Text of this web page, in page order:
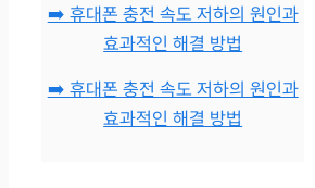
➡️ 휴대폰 충전 속도 저하의 원인과
효과적인 해결 방법
➡️ 휴대폰 충전 속도 저하의 원인과
효과적인 해결 방법